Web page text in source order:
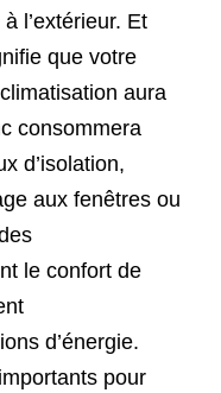
l’extérieur. Et
que votre
aura
consommera
d’isolation,
aux fenêtres ou
le confort de
d’énergie.
pour